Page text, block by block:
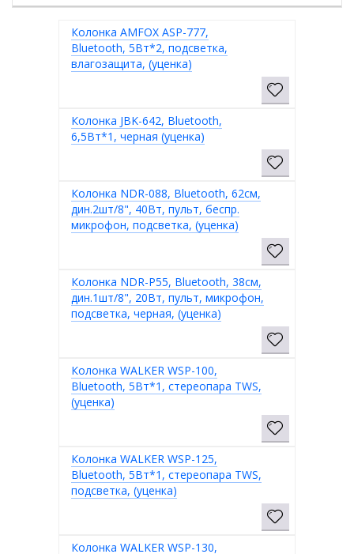
Колонка AMFOX ASP-777,
Bluetooth, 5Вт*2, подсветка,
влагозащита, (уценка)
Колонка JBK-642, Bluetooth,
6,5Вт*1, черная (уценка)
Колонка NDR-088, Bluetooth, 62см,
дин.2шт/8", 40Вт, пульт, беспр.
микрофон, подсветка, (уценка)
Колонка NDR-P55, Bluetooth, 38см,
дин.1шт/8", 20Вт, пульт, микрофон,
подсветка, черная, (уценка)
Колонка WALKER WSP-100,
Bluetooth, 5Вт*1, стереопара TWS,
(уценка)
Колонка WALKER WSP-125,
Bluetooth, 5Вт*1, стереопара TWS,
подсветка, (уценка)
Колонка WALKER WSP-130,